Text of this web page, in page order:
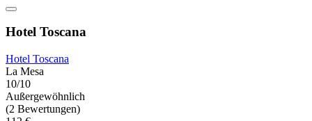
Hotel Toscana
Hotel Toscana
La Mesa
10/10
Außergewöhnlich
(2 Bewertungen)